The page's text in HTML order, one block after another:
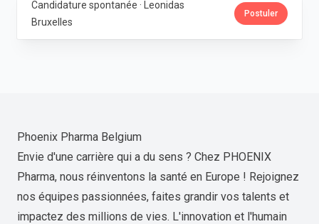
Candidature spontanée · Leonidas
Bruxelles
Postuler
Phoenix Pharma Belgium
Envie d'une carrière qui a du sens ? Chez PHOENIX
Pharma, nous réinventons la santé en Europe ! Rejoignez
nos équipes passionnées, faites grandir vos talents et
impactez des millions de vies. L'innovation et l'humain